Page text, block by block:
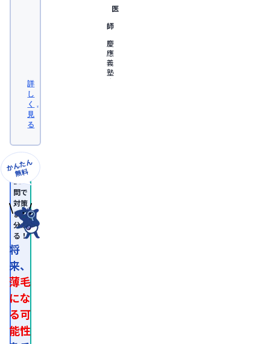
医
師
慶
應
義
塾
大
詳
し
く
見
る
かんたん
無料
10
問で
対策
まで
分か
る！
将
来、
薄毛
にな
る可
能性